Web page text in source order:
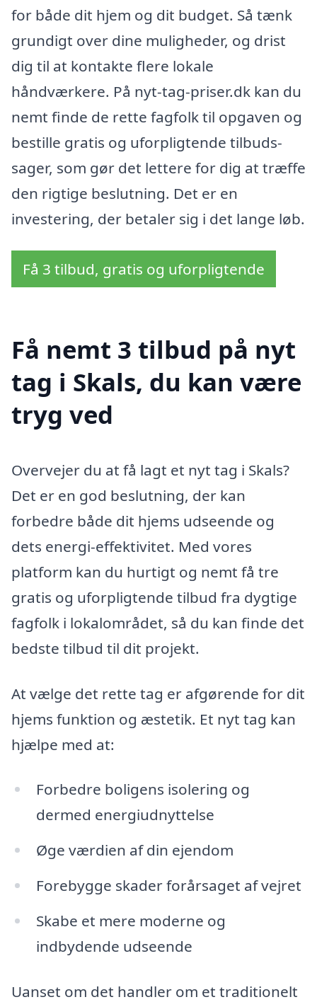
for både dit hjem og dit budget. Så tænk
grundigt over dine muligheder, og drist
dig til at kontakte flere lokale
håndværkere. På nyt-tag-priser.dk kan du
nemt finde de rette fagfolk til opgaven og
bestille gratis og uforpligtende tilbuds­
sager, som gør det lettere for dig at træffe
den rigtige beslutning. Det er en
investering, der betaler sig i det lange løb.
Få 3 tilbud, gratis og uforpligtende
Få nemt 3 tilbud på nyt
tag i Skals, du kan være
tryg ved
Overvejer du at få lagt et nyt tag i Skals?
Det er en god beslutning, der kan
forbedre både dit hjems udseende og
dets energi-effektivitet. Med vores
platform kan du hurtigt og nemt få tre
gratis og uforpligtende tilbud fra dygtige
fagfolk i lokalområdet, så du kan finde det
bedste tilbud til dit projekt.
At vælge det rette tag er afgørende for dit
hjems funktion og æstetik. Et nyt tag kan
hjælpe med at:
Forbedre boligens isolering og
dermed energiudnyttelse
Øge værdien af din ejendom
Forebygge skader forårsaget af vejret
Skabe et mere moderne og
indbydende udseende
Uanset om det handler om et traditionelt